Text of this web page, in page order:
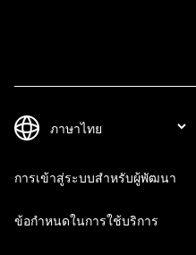
การเข้าสู่ระบบสำหรับผู้พัฒนา
ข้อกำหนดในการใช้บริการ